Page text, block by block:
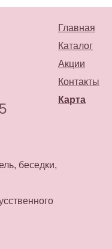
Главная
Каталог
Акции
Контакты
Карта
беседки,